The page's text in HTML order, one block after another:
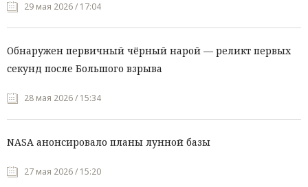
29 мая 2026 / 17:04
Обнаружен первичный чёрный нарой — реликт первых
секунд после Большого взрыва
28 мая 2026 / 15:34
NASA анонсировало планы лунной базы
27 мая 2026 / 15:20